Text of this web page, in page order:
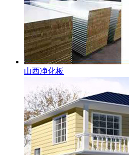
山西净化板